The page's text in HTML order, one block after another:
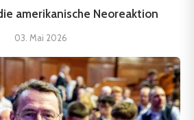
amerikanische Neoreaktion
03. Mai 2026